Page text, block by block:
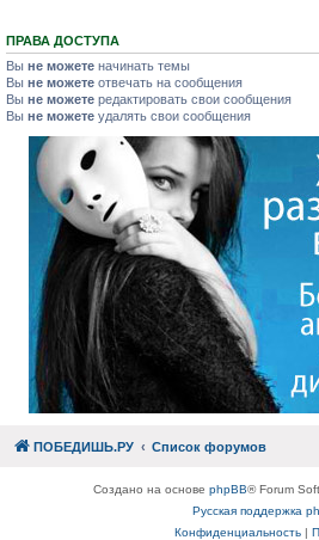
ПРАВА ДОСТУПА
Вы не можете начинать темы
Вы не можете отвечать на сообщения
Вы не можете редактировать свои сообщения
Вы не можете удалять свои сообщения
ПОБЕДИШЬ.РУ Список форумов
Создано на основе phpBB® Forum
Русская поддержка
Конфиденциальность|